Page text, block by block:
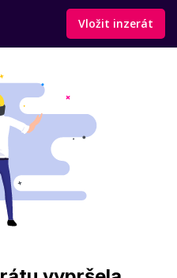
Vložit inzerát